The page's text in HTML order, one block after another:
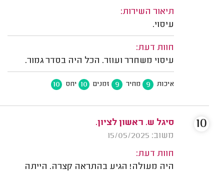
תיאור השירות:
עיסוי.
חוות דעת:
עיסוי משחרר ועוזר. הכל היה בסדר גמור.
איכות 9 מחיר 9 זמנים 10 יחס 10
סיגל ש. ראשון לציון.
משוב: 15/05/2025
חוות דעת:
היה מעולה! הגיע בהתראה קצרה. הייתה
10